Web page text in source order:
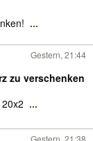
...
Gestern, 21:44
zu verschenken
...
Gestern, 21:38